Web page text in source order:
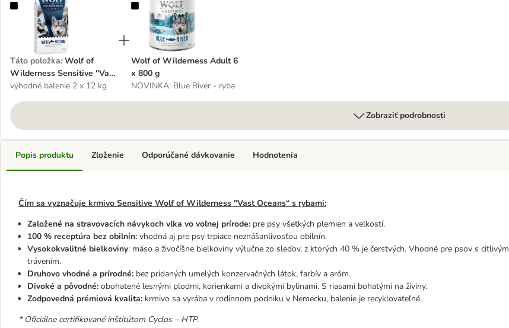
Wolf of Wilderness Sensitive "Vast Oceans“ - s rybou
Táto položka: Wolf of
Wilderness Sensitive "Vast
Oceans“ - s rybou
výhodné balenie 2 x 12 kg
Wolf of Wilderness Adult 6 x 800 g
Wolf of Wilderness Adult 6
x 800 g
NOVINKA: Blue River - ryba
Zobraziť podrobnosti
Popis produktu
Čím sa vyznačuje krmivo Sensitive Wolf of Wilderness "Vast Oceans“ s rybami:
Založené na stravovacích návykoch vlka vo voľnej prírode: pre psy všetkých plemien a veľkostí.
100 % receptúra bez obilnín: vhodná aj pre psy trpiace neznášanlivosťou obilnín.
Vysokokvalitné bielkoviny: mäso a živočíšne bielkoviny výlučne zo sleďov, z ktorých 40 % je čerstvých. Vhodné pre psov s citlivým
trávením.
Druhovo vhodné a prírodné: bez pridaných umelých konzervačných látok, farbív a aróm.
Divoké a pôvodné: obohatené lesnými plodmi, korienkami a divokými bylinami. S riasami bohatými na živiny.
Zodpovedná prémiová kvalita: krmivo sa vyrába v rodinnom podniku v Nemecku, balenie je recyklovateľné.
* Oficiálne certifikované inštitútom Cyclos – HTP.
Zloženie Odporúčané dávkovanie Hodnotenia